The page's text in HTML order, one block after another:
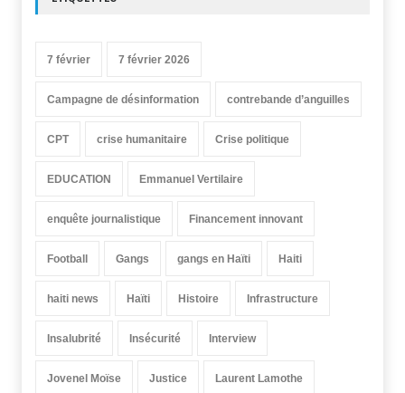
7 février 7 février 2026
Campagne de désinformation contrebande d’anguilles
CPT crise humanitaire Crise politique
EDUCATION Emmanuel Vertilaire
enquête journalistique Financement innovant
Football Gangs gangs en Haïti Haiti
haiti news Haïti Histoire Infrastructure
Insalubrité Insécurité Interview
Jovenel Moïse Justice Laurent Lamothe